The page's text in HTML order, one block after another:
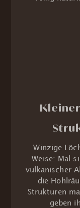
Winzige
Weise: Mal
vulkanischer
die
Strukturen
geben